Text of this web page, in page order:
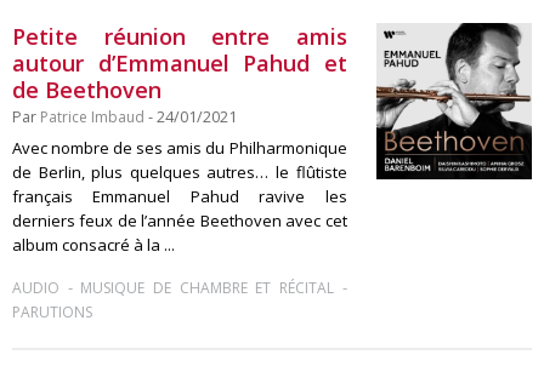
Petite réunion entre amis
autour d’Emmanuel Pahud et
de Beethoven
Par Patrice Imbaud - 24/01/2021
Avec nombre de ses amis du Philharmonique
de Berlin, plus quelques autres… le flûtiste
français Emmanuel Pahud ravive les
derniers feux de l’année Beethoven avec cet
album consacré à la ...
AUDIO - MUSIQUE DE CHAMBRE ET RÉCITAL-
PARUTIONS